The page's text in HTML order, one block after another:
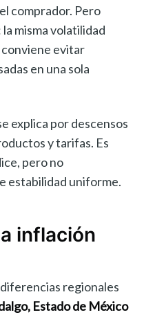
comprador. Pero
misma volatilidad
evitar
en una sola
explica por descensos
y tarifas. Es
pero no
estabilidad uniforme.
inflación
regionales
Estado de México